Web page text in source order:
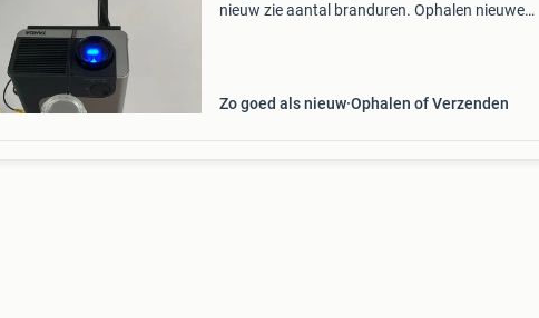
nieuw zie aantal branduren. Ophalen nieuwe
Zo goed als nieuw Ophalen of Verzenden